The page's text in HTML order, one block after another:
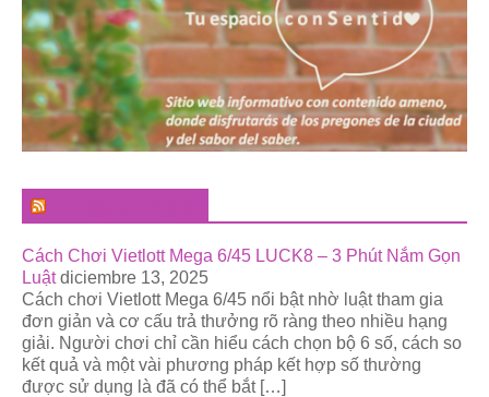
Cách Chơi Vietlott Mega 6/45 LUCK8 – 3 Phút Nắm Gọn
Luật diciembre 13, 2025
Cách chơi Vietlott Mega 6/45 nổi bật nhờ luật tham gia
đơn giản và cơ cấu trả thưởng rõ ràng theo nhiều hạng
giải. Người chơi chỉ cần hiểu cách chọn bộ 6 số, cách so
kết quả và một vài phương pháp kết hợp số thường
được sử dụng là đã có thể bắt […]